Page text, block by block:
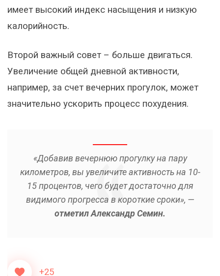
имеет высокий индекс насыщения и низкую
калорийность.
Второй важный совет – больше двигаться.
Увеличение общей дневной активности,
например, за счет вечерних прогулок, может
значительно ускорить процесс похудения.
«Добавив вечернюю прогулку на пару
километров, вы увеличите активность на 10-
15 процентов, чего будет достаточно для
видимого прогресса в короткие сроки», —
отметил Александр Семин.
+25